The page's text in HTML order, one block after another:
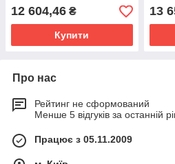
12 604,46 ₴
Купити
13
Про нас
Рейтинг не сформований
Менше 5 відгуків за останній
Працює з 05.11.2009